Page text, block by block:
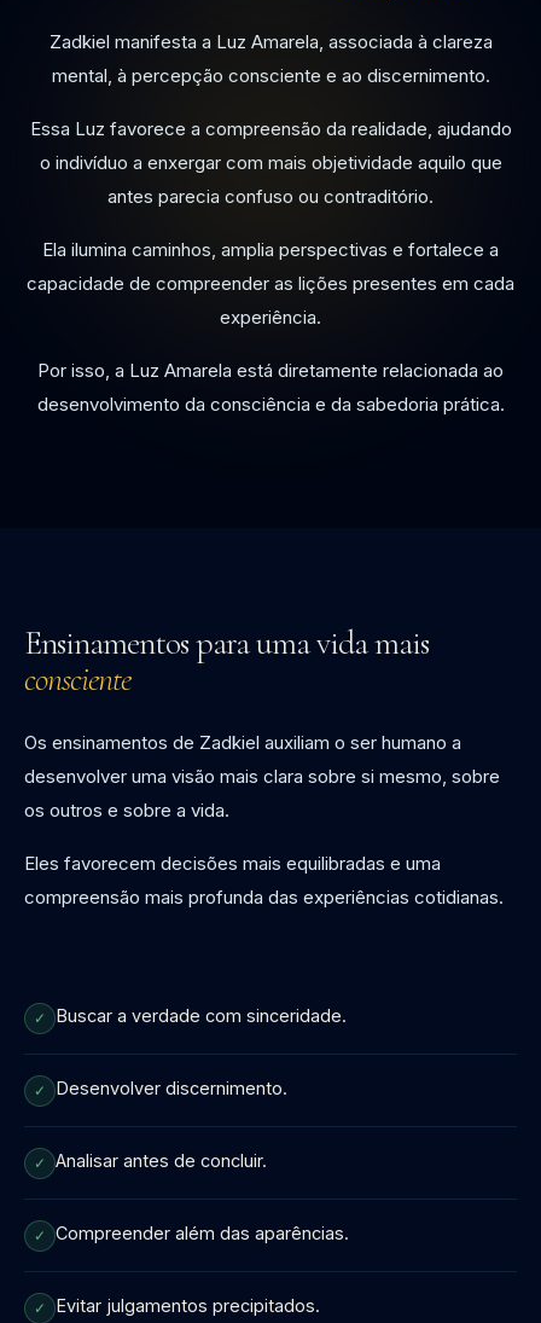
Zadkiel manifesta a Luz Amarela, associada à clareza
mental, à percepção consciente e ao discernimento.
Essa Luz favorece a compreensão da realidade, ajudando
o indivíduo a enxergar com mais objetividade aquilo que
antes parecia confuso ou contraditório.
Ela ilumina caminhos, amplia perspectivas e fortalece a
capacidade de compreender as lições presentes em cada
experiência.
Por isso, a Luz Amarela está diretamente relacionada ao
desenvolvimento da consciência e da sabedoria prática.
Ensinamentos para uma vida mais
consciente
Os ensinamentos de Zadkiel auxiliam o ser humano a
desenvolver uma visão mais clara sobre si mesmo, sobre
os outros e sobre a vida.
Eles favorecem decisões mais equilibradas e uma
compreensão mais profunda das experiências cotidianas.
✓ Buscar a verdade com sinceridade.
✓ Desenvolver discernimento.
✓ Analisar antes de concluir.
✓ Compreender além das aparências.
✓ Evitar julgamentos precipitados.